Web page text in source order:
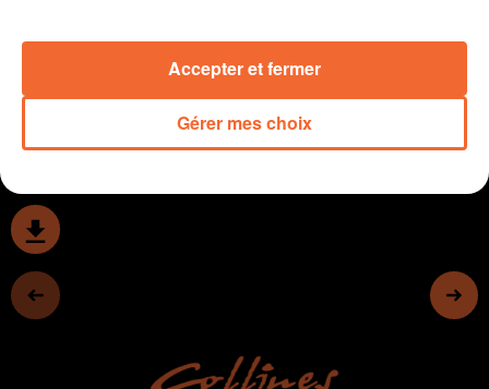
passer durant la saison estivale à Bressuire et ses
communes déléguées.
Gérer mes choix
Accepter et fermer